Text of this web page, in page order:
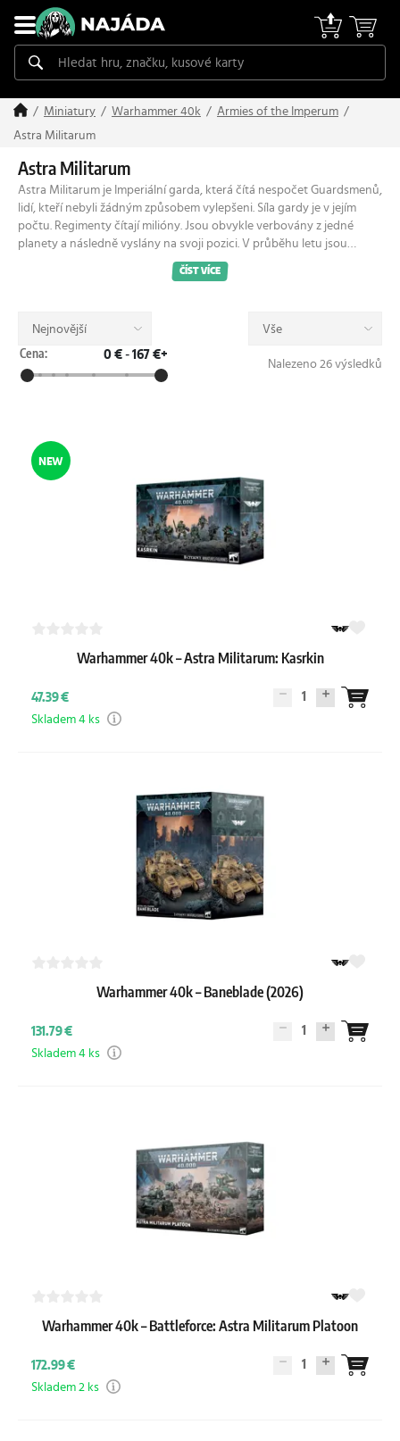
Miniatury Warhammer 40k
Armies of the Imperum
Astra Militarum
Astra Militarum
Astra Militarum je Imperiální garda, která čítá nespočet Guardsmenů,
lidí, kteří nebyli žádným způsobem vylepšeni. Síla gardy je v jejím
počtu. Regimenty čítají milióny. Jsou obvykle verbovány z jedné
planety a následně vyslány na svoji pozici. V průběhu letu jsou
vycvičeni. Jedná se víceméně o dočasné jednotky. Ztráty v
regimentech nejsou nahrazovány. Občas se zredukované regimenty
ČÍST VÍCE
Nejnovější
Vše
Cena:
0 € - 167 €+
Nalezeno 26 výsledků
NEW
Warhammer 40k – Astra Militarum: Kasrkin
47.39 € 1
Skladem 4 ks
Warhammer 40k – Baneblade (2026)
131.79 € 1
Skladem 4 ks
Warhammer 40k – Battleforce: Astra Militarum Platoon
172.99 € 1
Skladem 2 ks